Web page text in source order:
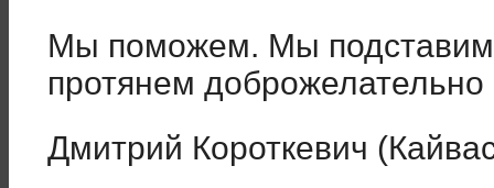
Мы поможем. Мы
протянем доброжелательно
Дмитрий Короткевич